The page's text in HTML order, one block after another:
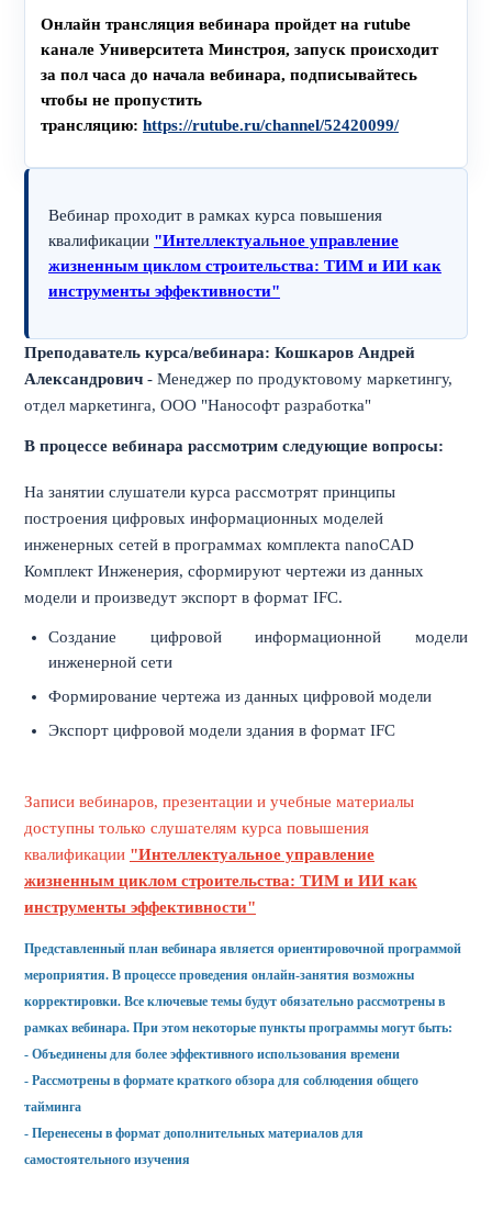
Онлайн трансляция вебинара пройдет на rutube
канале Университета Минстроя, запуск происходит
за пол часа до начала вебинара, подписывайтесь
чтобы не пропустить
трансляцию: https://rutube.ru/channel/52420099/
Вебинар проходит в рамках курса повышения
квалификации "Интеллектуальное управление
жизненным циклом строительства: ТИМ и ИИ как
инструменты эффективности"
Преподаватель курса/вебинара: Кошкаров Андрей
Александрович - Менеджер по продуктовому маркетингу,
отдел маркетинга, ООО "Нанософт разработка"
В процессе вебинара рассмотрим следующие вопросы:
На занятии слушатели курса рассмотрят принципы
построения цифровых информационных моделей
инженерных сетей в программах комплекта nanoCAD
Комплект Инженерия, сформируют чертежи из данных
модели и произведут экспорт в формат IFC.
Создание цифровой информационной модели
инженерной сети
Формирование чертежа из данных цифровой модели
Экспорт цифровой модели здания в формат IFC
Записи вебинаров, презентации и учебные материалы
доступны только слушателям курса повышения
квалификации "Интеллектуальное управление
жизненным циклом строительства: ТИМ и ИИ как
инструменты эффективности"
Представленный план вебинара является ориентировочной программой
мероприятия. В процессе проведения онлайн-занятия возможны
корректировки. Все ключевые темы будут обязательно рассмотрены в
рамках вебинара. При этом некоторые пункты программы могут быть:
- Объединены для более эффективного использования времени
- Рассмотрены в формате краткого обзора для соблюдения общего
тайминга
- Перенесены в формат дополнительных материалов для
самостоятельного изучения